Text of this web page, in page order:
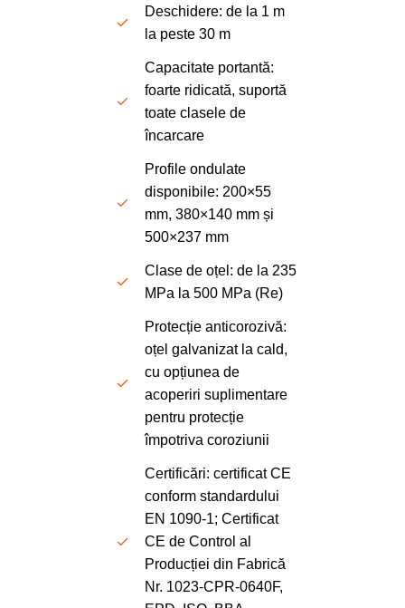
Deschidere: de la 1 m
la peste 30 m
Capacitate portantă:
foarte ridicată, suportă
toate clasele de
încarcare
Profile ondulate
disponibile: 200×55
mm, 380×140 mm și
500×237 mm
Clase de oțel : de la 235
MPa la 500 MPa (Re)
Protecție anticorozivă:
oțel galvanizat la cald,
cu opțiunea de
acoperiri suplimentare
pentru protecție
împotriva coroziunii
Certificări: certificat CE
conform standardului
EN 1090-1; Certificat
CE de Control al
Producției din Fabrică
Nr. 1023-CPR-0640F,